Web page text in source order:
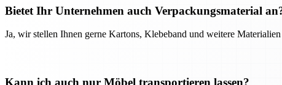
Bietet Ihr Unternehmen auch Verpackungsmaterial
Ja, wir stellen Ihnen gerne Kartons, Klebeband und weitere
Kann ich auch nur Möbel transportieren lassen?